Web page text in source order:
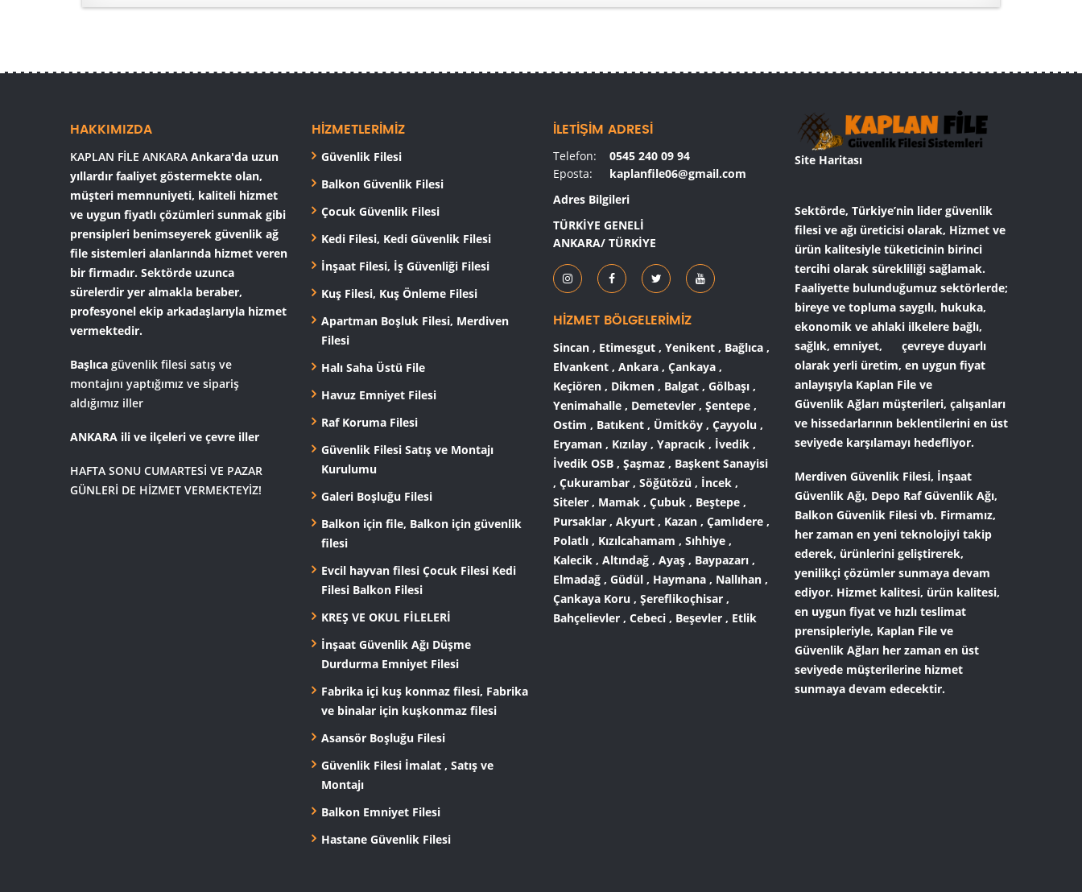
HAKKIMIZDA
KAPLAN FİLE ANKARA Ankara'da uzun
yıllardır faaliyet göstermekte olan,
müşteri memnuniyeti, kaliteli hizmet
ve uygun fiyatlı çözümleri sunmak gibi
prensipleri benimseyerek güvenlik ağ
file sistemleri alanlarında hizmet veren
bir firmadır. Sektörde uzunca
sürelerdir yer almakla beraber,
profesyonel ekip arkadaşlarıyla hizmet
vermektedir.
Başlıca güvenlik filesi satış ve
montajını yaptığımız ve sipariş
aldığımız iller
ANKARA ili ve ilçeleri ve çevre iller
HAFTA SONU CUMARTESİ VE PAZAR
GÜNLERİ DE HİZMET VERMEKTEYİZ!
HİZMETLERİMİZ
Güvenlik Filesi
Balkon Güvenlik Filesi
Çocuk Güvenlik Filesi
Kedi Filesi, Kedi Güvenlik Filesi
İnşaat Filesi, İş Güvenliği Filesi
Kuş Filesi, Kuş Önleme Filesi
Apartman Boşluk Filesi, Merdiven
Filesi
Halı Saha Üstü File
Havuz Emniyet Filesi
Raf Koruma Filesi
Güvenlik Filesi Satış ve Montajı
Kurulumu
Galeri Boşluğu Filesi
Balkon için file, Balkon için güvenlik
filesi
Evcil hayvan filesi Çocuk Filesi Kedi
Filesi Balkon Filesi
KREŞ VE OKUL FİLELERİ
İnşaat Güvenlik Ağı Düşme
Durdurma Emniyet Filesi
Fabrika içi kuş konmaz filesi, Fabrika
ve binalar için kuşkonmaz filesi
Asansör Boşluğu Filesi
Güvenlik Filesi İmalat , Satış ve
Montajı
Balkon Emniyet Filesi
Hastane Güvenlik Filesi
İLETİŞİM ADRESİ
Telefon:
0545 240 09 94
Eposta:
kaplanfile06@gmail.com
Adres Bilgileri
TÜRKİYE GENELİ
ANKARA/ TÜRKİYE
HİZMET BÖLGELERİMİZ
Sincan , Etimesgut , Yenikent , Bağlıca ,
Elvankent , Ankara , Çankaya ,
Keçiören , Dikmen , Balgat , Gölbaşı ,
Yenimahalle , Demetevler , Şentepe ,
Ostim , Batıkent , Ümitköy , Çayyolu ,
Eryaman , Kızılay , Yapracık , İvedik ,
İvedik OSB , Şaşmaz , Başkent Sanayisi
, Çukurambar , Söğütözü , İncek ,
Siteler , Mamak , Çubuk , Beştepe ,
Pursaklar , Akyurt , Kazan , Çamlıdere ,
Polatlı , Kızılcahamam , Sıhhiye ,
Kalecik , Altındağ , Ayaş , Baypazarı ,
Elmadağ , Güdül , Haymana , Nallıhan ,
Çankaya Koru , Şereflikoçhisar ,
Bahçelievler , Cebeci , Beşevler , Etlik
Site Haritası
Sektörde, Türkiye’nin lider güvenlik
filesi ve ağı üreticisi olarak, Hizmet ve
ürün kalitesiyle tüketicinin birinci
tercihi olarak sürekliliği sağlamak.
Faaliyette bulunduğumuz sektörlerde;
bireye ve topluma saygılı, hukuka,
ekonomik ve ahlaki ilkelere bağlı,
sağlık, emniyet, çevreye duyarlı
olarak yerli üretim, en uygun fiyat
anlayışıyla Kaplan File ve
Güvenlik Ağları müşterileri, çalışanları
ve hissedarlarının beklentilerini en üst
seviyede karşılamayı hedefliyor.
Merdiven Güvenlik Filesi, İnşaat
Güvenlik Ağı, Depo Raf Güvenlik Ağı,
Balkon Güvenlik Filesi vb. Firmamız,
her zaman en yeni teknolojiyi takip
ederek, ürünlerini geliştirerek,
yenilikçi çözümler sunmaya devam
ediyor. Hizmet kalitesi, ürün kalitesi,
en uygun fiyat ve hızlı teslimat
prensipleriyle, Kaplan File ve
Güvenlik Ağları her zaman en üst
seviyede müşterilerine hizmet
sunmaya devam edecektir.